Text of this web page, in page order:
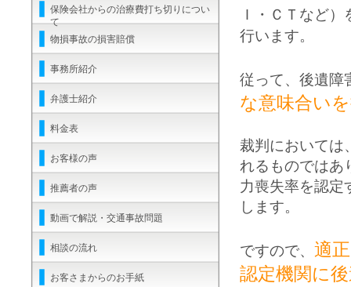
Ｉ・ＣＴなど）
行います。
従って、後遺障
な意味合い
裁判においては
れるものではあ
力喪失率を認定
します。
ですので、 適
認定機関に
保険会社からの治療費打ち切りについ
て
物損事故の損害賠償
事務所紹介
弁護士紹介
料金表
お客様の声
推薦者の声
動画で解説・交通事故問題
相談の流れ
お客さまからのお手紙